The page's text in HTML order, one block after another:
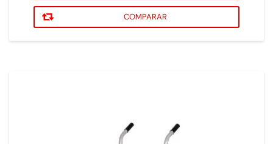
COMPARAR